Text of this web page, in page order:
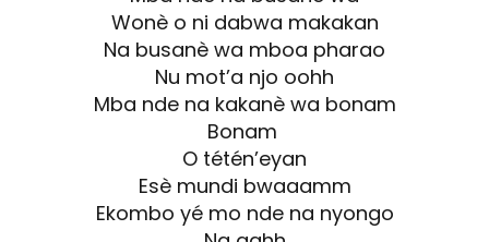
Wonè o ni dabwa makakan
Na busanè wa mboa pharao
Nu mot’a njo oohh
Mba nde na kakanè wa bonam
Bonam
O tétén’eyan
Esè mundi bwaaamm
Ekombo yé mo nde na nyongo